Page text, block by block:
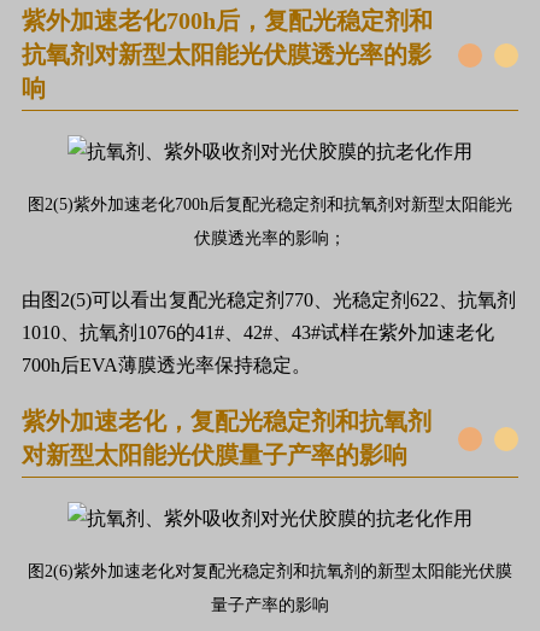
紫外加速老化700h后，复配光稳定剂和
抗氧剂对新型太阳能光伏膜透光率的影
响
图2(5)紫外加速老化700h后复配光稳定剂和抗氧剂对新型太阳能光
伏膜透光率的影响；
由图2(5)可以看出复配光稳定剂770、光稳定剂622、抗氧剂
1010、抗氧剂1076的41#、42#、43#试样在紫外加速老化
700h后EVA薄膜透光率保持稳定。
紫外加速老化，复配光稳定剂和抗氧剂
对新型太阳能光伏膜量子产率的影响
图2(6)紫外加速老化对复配光稳定剂和抗氧剂的新型太阳能光伏膜
量子产率的影响